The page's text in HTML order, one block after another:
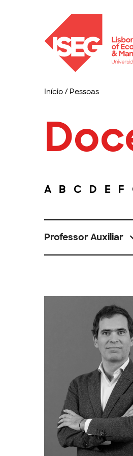
Início/ Pessoas
A B C D E F
Professor Auxiliar